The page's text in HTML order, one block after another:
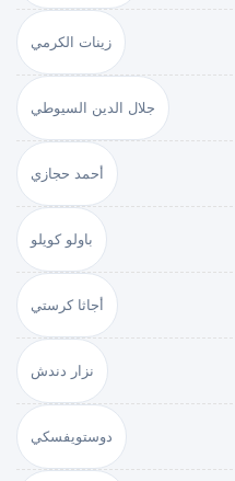
زينات الكرمي
جلال الدين السيوطي
أحمد حجازي
باولو كويلو
أجاثا كرستي
نزار دندش
دوستويفسكي